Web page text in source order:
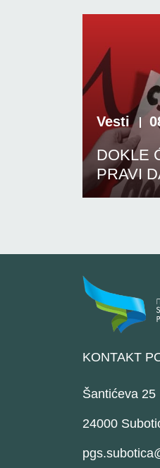
Vesti
DOKLE
PRAVI
KONTAKT
Šantićeva 25
24000